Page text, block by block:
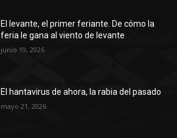
El levante, el primer feriante. De cómo la
feria le gana al viento de levante
junio 19, 2026
El hantavirus de ahora, la rabia del pasado
mayo 21, 2026